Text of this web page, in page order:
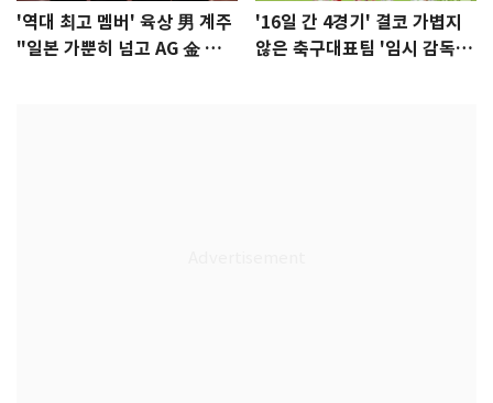
'역대 최고 멤버' 육상 男 계주
"일본 가뿐히 넘고 AG 金 따겠
'16일 간 4경기' 결코 가볍지
않은 축구대표팀 '임시 감독'